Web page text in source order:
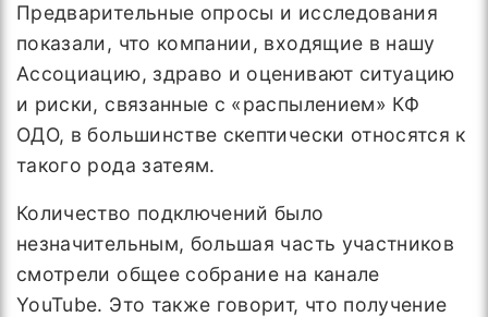
Предварительные опросы и исследования
показали, что компании, входящие в нашу
Ассоциацию, здраво и оценивают ситуацию
и риски, связанные с «распылением» КФ
ОДО, в большинстве скептически относятся к
такого рода затеям.
Количество подключений было
незначительным, большая часть участников
смотрели общее собрание на канале
YouTube. Это также говорит, что получение